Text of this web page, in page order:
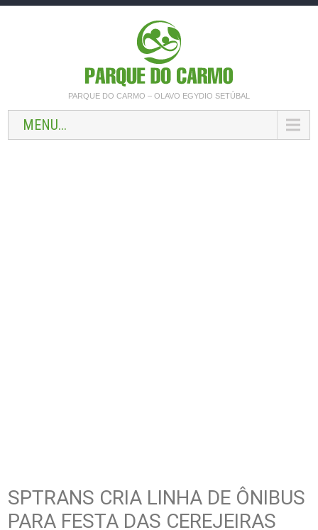
PARQUE DO CARMO – OLAVO EGYDIO SETÚBAL
MENU...
SPTRANS CRIA LINHA DE ÔNIBUS
PARA FESTA DAS CEREJEIRAS